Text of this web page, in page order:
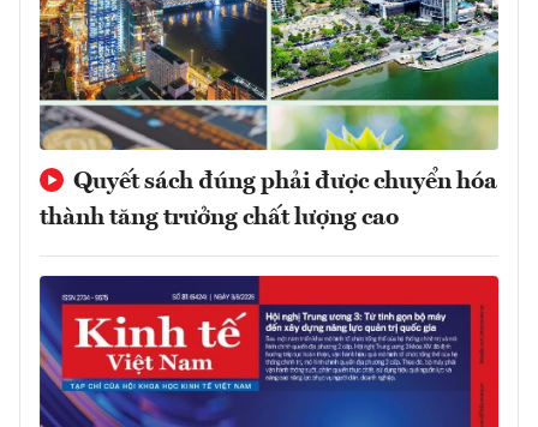
Quyết sách đúng phải được chuyển hóa
thành tăng trưởng chất lượng cao